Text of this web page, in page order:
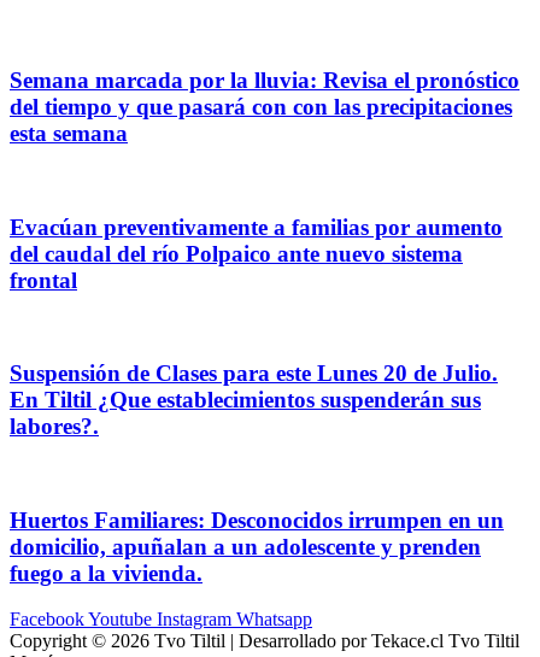
Semana marcada por la lluvia: Revisa el pronóstico
del tiempo y que pasará con con las precipitaciones
esta semana
Evacúan preventivamente a familias por aumento
del caudal del río Polpaico ante nuevo sistema
frontal
Suspensión de Clases para este Lunes 20 de Julio.
En Tiltil ¿Que establecimientos suspenderán sus
labores?.
Huertos Familiares: Desconocidos irrumpen en un
domicilio, apuñalan a un adolescente y prenden
fuego a la vivienda.
FacebookYoutube Instagram Whatsapp
Copyright © 2026 Tvo Tiltil | Desarrollado por Tekace.cl Tvo Tiltil